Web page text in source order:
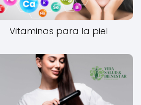
Vitaminas para la piel